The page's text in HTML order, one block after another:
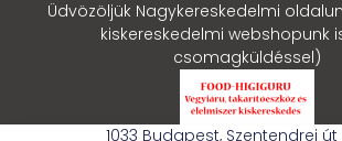
Üdvözöljük Nagykereskedelmi
kiskereskedelmi webshopunk
csomagküldéssel)
1033 Budapest, Szentendrei